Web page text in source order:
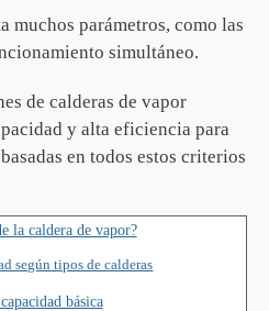
muchos parámetros, como las
simultáneo.
de calderas de vapor
y alta eficiencia para
en todos estos criterios
la caldera de vapor?
según tipos de calderas
básica